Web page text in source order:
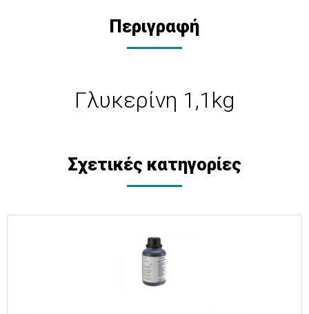
Περιγραφή
Γλυκερίνη 1,1kg
Σχετικές κατηγορίες